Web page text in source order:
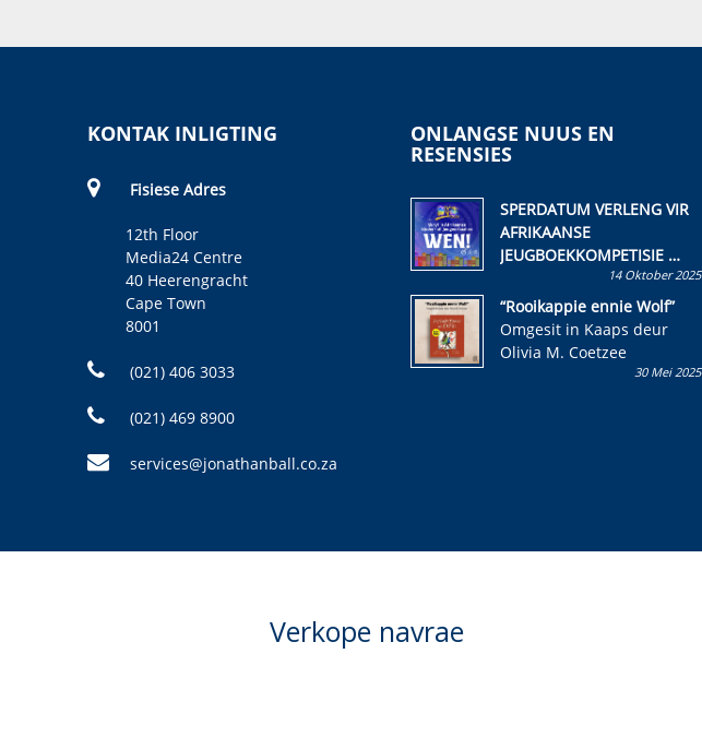
KONTAK INLIGTING
Fisiese Adres
12th Floor
Media24 Centre
40 Heerengracht
Cape Town
8001
(021) 406 3033
(021) 469 8900
services@jonathanball.co.za
ONLANGSE NUUS EN
RESENSIES
SPERDATUM VERLENG VIR
AFRIKAANSE
JEUGBOEKKOMPETISIE
Skryf ’n jeugboek of
kinderboek en staan ’n
kans om R50 000 te wen!
14 Oktober 2025
“Rooikappie ennie Wolf”
Omgesit in Kaaps deur
Olivia M. Coetzee
30 Mei 2025
Verkope navrae